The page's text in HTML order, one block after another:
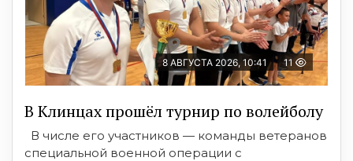
8 АВГУСТА 2026, 10:41 11
В Клинцах прошёл турнир по волейболу
В числе его участников — команды ветеранов
специальной военной операции с